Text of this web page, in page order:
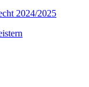
2024/2025